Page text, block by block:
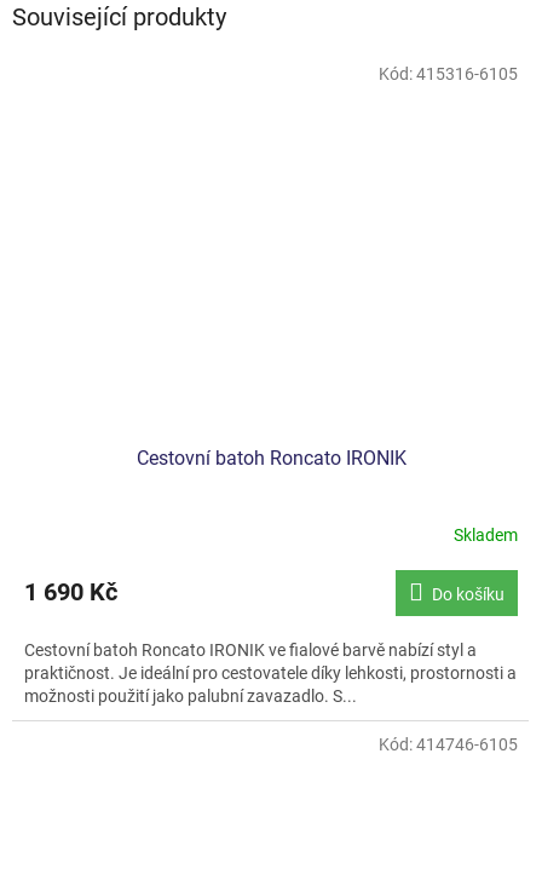
Související produkty
Cestovní batoh Roncato IRONIK
Skladem
1 690 Kč Do košíku
Cestovní batoh Roncato IRONIK ve fialové barvě nabízí styl a
praktičnost. Je ideální pro cestovatele díky lehkosti, prostornosti a
možnosti použití jako palubní zavazadlo. S...
Kód:415316-6105
Kód:414746-6105